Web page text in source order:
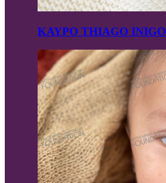
KAYPO THIAGO INIGO